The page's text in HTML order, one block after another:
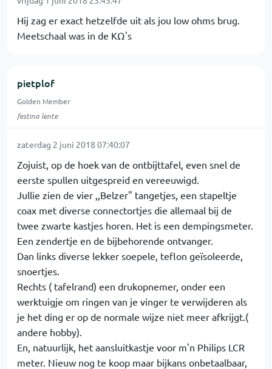
Hij zag er exact hetzelfde uit als jou low ohms brug.
Meetschaal was in de KΩ's
pietplof
Golden Member
festina lente
zaterdag 2 juni 2018 07:40:07
Zojuist, op de hoek van de ontbijttafel, even snel de
eerste spullen uitgespreid en vereeuwigd.
Jullie zien de vier ,,Belzer" tangetjes, een stapeltje
coax met diverse connectortjes die allemaal bij de
twee zwarte kastjes horen. Het is een dempingsmeter.
Een zendertje en de bijbehorende ontvanger.
Dan links diverse lekker soepele, teflon geïsoleerde,
snoertjes.
Rechts ( tafelrand) een drukopnemer, onder een
werktuigje om ringen van je vinger te verwijderen als
je het ding er op de normale wijze niet meer afkrijgt.(
andere hobby).
En, natuurlijk, het aansluitkastje voor m'n Philips LCR
meter. Nieuw nog te koop maar bijkans onbetaalbaar,